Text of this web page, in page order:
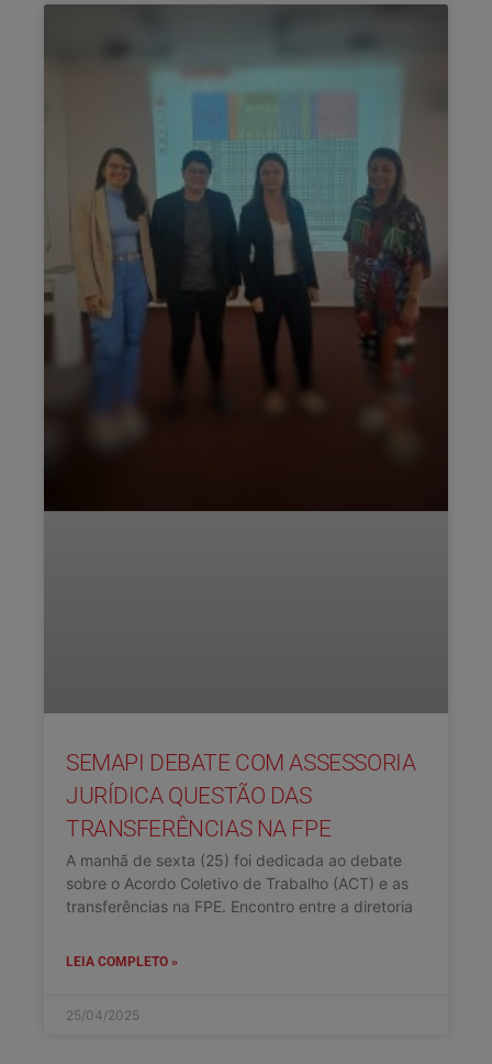
SEMAPI DEBATE COM ASSESSORIA
JURÍDICA QUESTÃO DAS
TRANSFERÊNCIAS NA FPE
A manhã de sexta (25) foi dedicada ao debate
sobre o Acordo Coletivo de Trabalho (ACT) e as
transferências na FPE. Encontro entre a diretoria
LEIA COMPLETO »
25/04/2025